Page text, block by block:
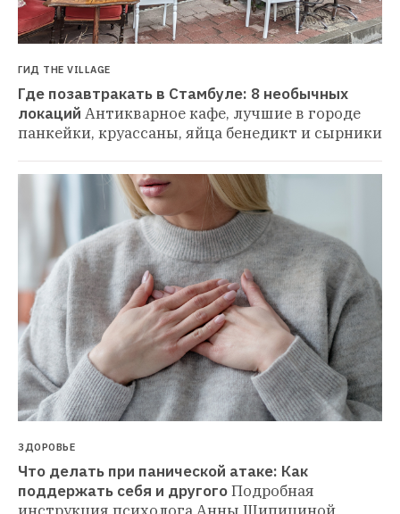
ГИД THE VILLAGE
Где позавтракать в Стамбуле: 8 необычных
локаций Антикварное кафе, лучшие в городе
панкейки, круассаны, яйца бенедикт и сырники
ЗДОРОВЬЕ
Что делать при панической атаке: Как
поддержать себя и другогоПодробная